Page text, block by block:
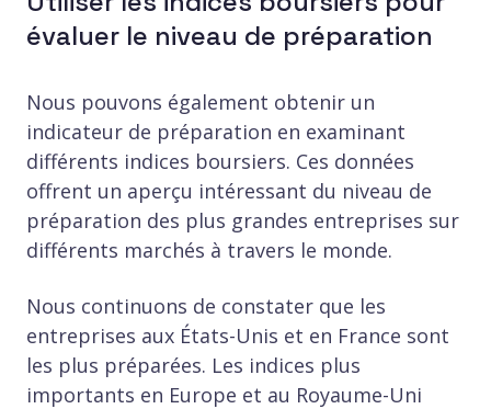
évaluer le niveau de préparation
Nous pouvons également obtenir un
indicateur de préparation en examinant
différents indices boursiers. Ces données
offrent un aperçu intéressant du niveau de
préparation des plus grandes entreprises sur
différents marchés à travers le monde.
Nous continuons de constater que les
entreprises aux États-Unis et en France sont
les plus préparées. Les indices plus
importants en Europe et au Royaume-Uni